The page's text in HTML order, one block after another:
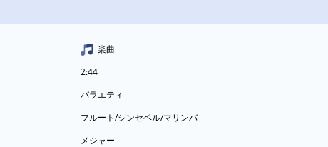
楽曲
2:44
バラエティ
フルート/シンセベル/マリンバ
メジャー